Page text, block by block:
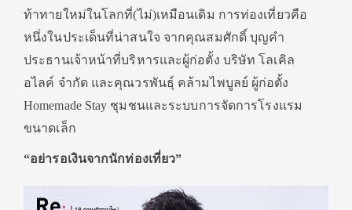
ท้าทายใหม่ในโลกที่(ไม่)เหมือนเดิม การท่องเที่ยวคือ
หนึ่งในประเด็นที่น่าสนใจ จากคุณสมศักดิ์ บุญคำ
ประธานเจ้าหน้าที่บริหารและผู้ก่อตั้ง บริษัท โลเคิล
อไลค์ จำกัด และคุณวรพันธุ์ คล้ามไพบูลย์ ผู้ก่อตั้ง
Homemade Stay ชุมชนและระบบการจัดการโรงแรม
ขนาดเล็ก
“อย่ารอเงินจากนักท่องเที่ยว”